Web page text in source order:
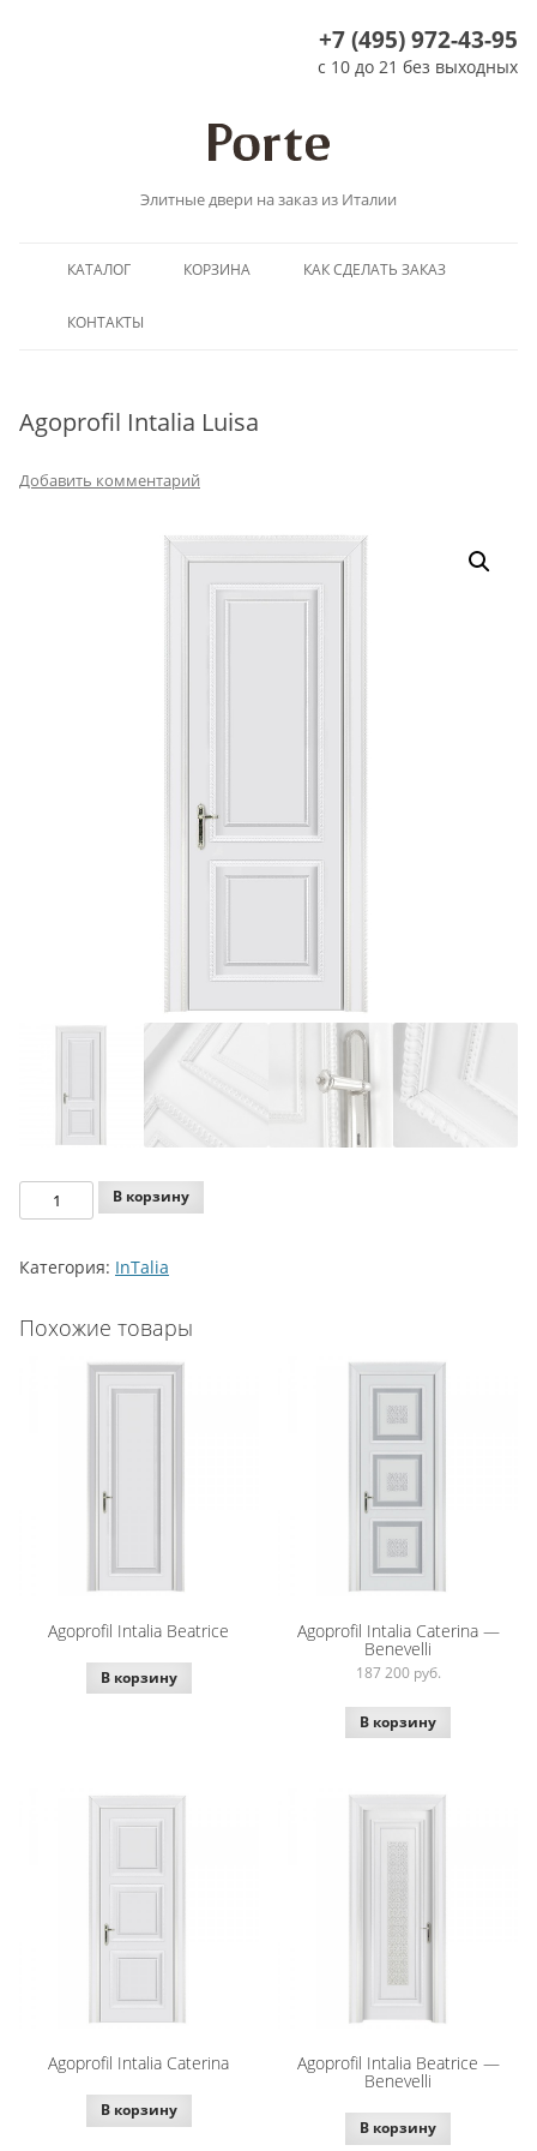
+7 (495) 972-43-95
с 10 до 21 без выходных
Элитные двери на заказ из Италии
КАТАЛОГ КОРЗИНА КАК СДЕЛАТЬ ЗАКАЗ
КОНТАКТЫ
Agoprofil Intalia Luisa
Добавить комментарий
Количество
Agoprofil
Luisa
В корзину
Категория: InTalia
Похожие товары
Agoprofil Intalia Beatrice
В корзину
Agoprofil Intalia Caterina —
Benevelli
187 200 руб.
В корзину
Agoprofil Intalia Caterina
В корзину
Agoprofil Intalia Beatrice —
Benevelli
В корзину